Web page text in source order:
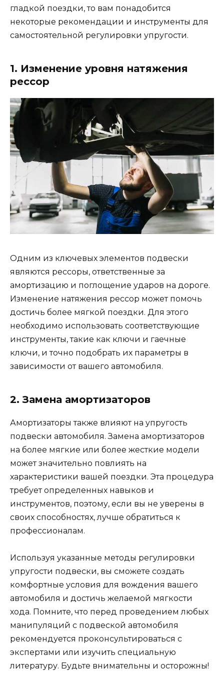
гладкой поездки, то вам понадобится
некоторые рекомендации и инструменты для
самостоятельной регулировки упругости.
1. Изменение уровня натяжения
рессор
Одним из ключевых элементов подвески
являются рессоры, ответственные за
амортизацию и поглощение ударов на дороге.
Изменение натяжения рессор может помочь
достичь более мягкой поездки. Для этого
необходимо использовать соответствующие
инструменты, такие как ключи и гаечные
ключи, и точно подобрать их параметры в
зависимости от вашего автомобиля.
2. Замена амортизаторов
Амортизаторы также влияют на упругость
подвески автомобиля. Замена амортизаторов
на более мягкие или более жесткие модели
может значительно повлиять на
характеристики вашей поездки. Эта процедура
требует определенных навыков и
инструментов, поэтому, если вы не уверены в
своих способностях, лучше обратиться к
профессионалам.
Используя указанные методы регулировки
упругости подвески, вы сможете создать
комфортные условия для вождения вашего
автомобиля и достичь желаемой мягкости
хода. Помните, что перед проведением любых
манипуляций с подвеской автомобиля
рекомендуется проконсультироваться с
экспертами или изучить специальную
литературу. Будьте внимательны и осторожны!